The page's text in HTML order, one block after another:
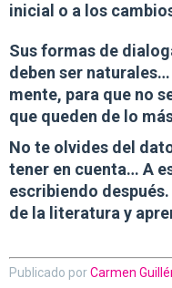
inicial o a los
Sus formas de
deben ser naturales…
mente, para que no
que queden de lo
No te olvides del
tener en cuenta… A
escribiendo
de la literatura y
Publicado porCarmen